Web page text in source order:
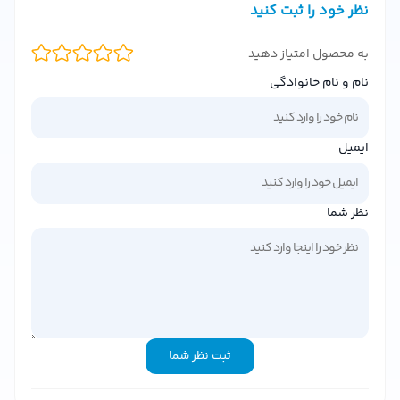
رایحه گرم و چوبی:ترکیبی از وانیل، زنجبیل و چوب صندل که
ماندگاری بالا:
این عطر تا 8 ساعت روی پوست باقی می‌ماند و
رایحه‌ای ماندگار از خود به جای می‌گذارد.
طراحی شیک و مدرن:
فرد که نشان‌دهنده‌ی کلاس و سلیقه بالا است.
مناسب برای تمام فصول:
نیز یکی از محبوب‌ترین محصولات این برند است که با
رایحه‌ی منحصر به فرد خود، طرفداران زیادی در سراسر جهان
نظر خود را ثبت کنید
به محصول امتیاز دهید
نام و نام خانوادگی
ایمیل
نظر شما
ثبت نظر شما